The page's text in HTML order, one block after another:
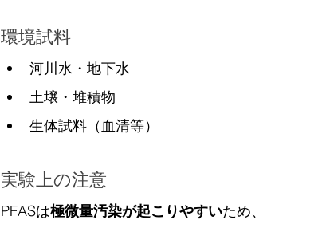
環境試料
河川水・地下水
土壌・堆積物
生体試料（血清等）
実験上の注意
PFASは極微量汚染が起こりやすいため、